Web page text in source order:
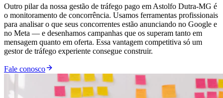
Outro pilar da nossa gestão de tráfego pago em Astolfo Dutra-MG é
o monitoramento de concorrência. Usamos ferramentas profissionais
para analisar o que seus concorrentes estão anunciando no Google e
no Meta — e desenhamos campanhas que os superam tanto em
mensagem quanto em oferta. Essa vantagem competitiva só um
gestor de tráfego experiente consegue construir.
Fale conosco